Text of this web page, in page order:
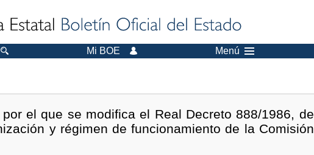
Mi BOE Menú
el que se modifica el Real Decreto 888/1986, de
y régimen de funcionamiento de la Comisión